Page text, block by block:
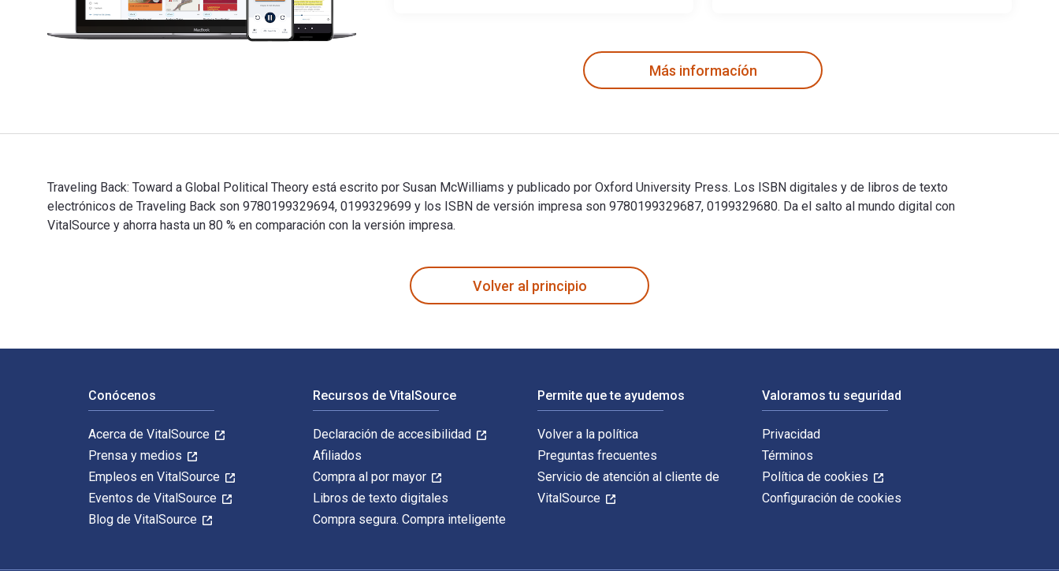
Más informacíón
Traveling Back: Toward a Global Political Theory está escrito por Susan McWilliams y publicado por Oxford University Press. Los ISBN digitales y de libros de texto
electrónicos de Traveling Back son 9780199329694, 0199329699 y los ISBN de versión impresa son 9780199329687, 0199329680. Da el salto al mundo digital con
VitalSource y ahorra hasta un 80 % en comparación con la versión impresa.
Volver al principio
Conócenos
Acerca de VitalSource
Prensa y medios
Empleos en VitalSource
Eventos de VitalSource
Blog de VitalSource
Recursos de VitalSource
Declaración de accesibilidad
Afiliados
Compra al por mayor
Libros de texto digitales
Compra segura. Compra inteligente
Permite que te ayudemos
Volver a la política
Preguntas frecuentes
Servicio de atención al cliente de
VitalSource
Valoramos tu seguridad
Privacidad
Términos
Política de cookies
Configuración de cookies